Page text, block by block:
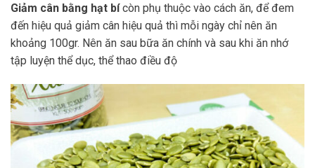
Giảm cân bằng hạt bícòn phụ thuộc vào cách ăn, để đem
đến hiệu quả giảm cân hiệu quả thì mỗi ngày chỉ nên ăn
khoảng 100gr. Nên ăn sau bữa ăn chính và sau khi ăn nhớ
tập luyện thể dục, thể thao điều độ